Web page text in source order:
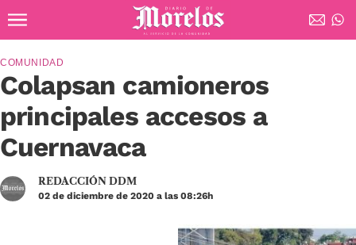
Diario de Morelos
Colapsan camioneros
principales accesos a
Cuernavaca
COMUNIDAD
REDACCIÓN DDM
02 de diciembre de 2020 a las 08:26h